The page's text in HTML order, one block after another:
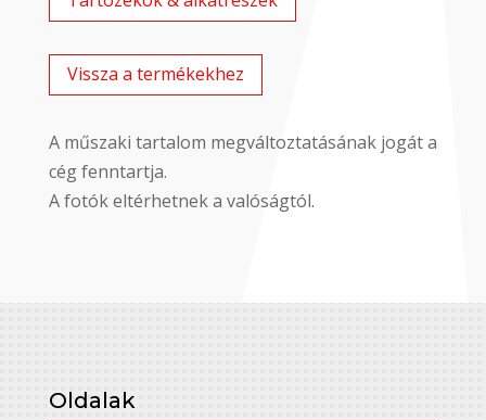
Vissza a termékekhez
A műszaki tartalom megváltoztatásának jogát a
cég fenntartja.
A fotók eltérhetnek a valóságtól.
Oldalak